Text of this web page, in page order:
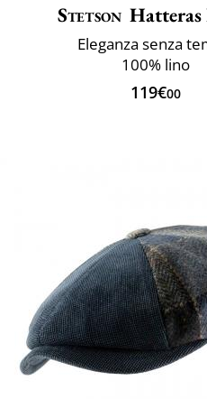
Stetson Hatteras
Eleganza senza
100% lino
119€00